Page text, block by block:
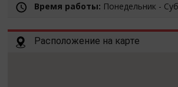
Время работы: Понедельник -
Расположение на карте